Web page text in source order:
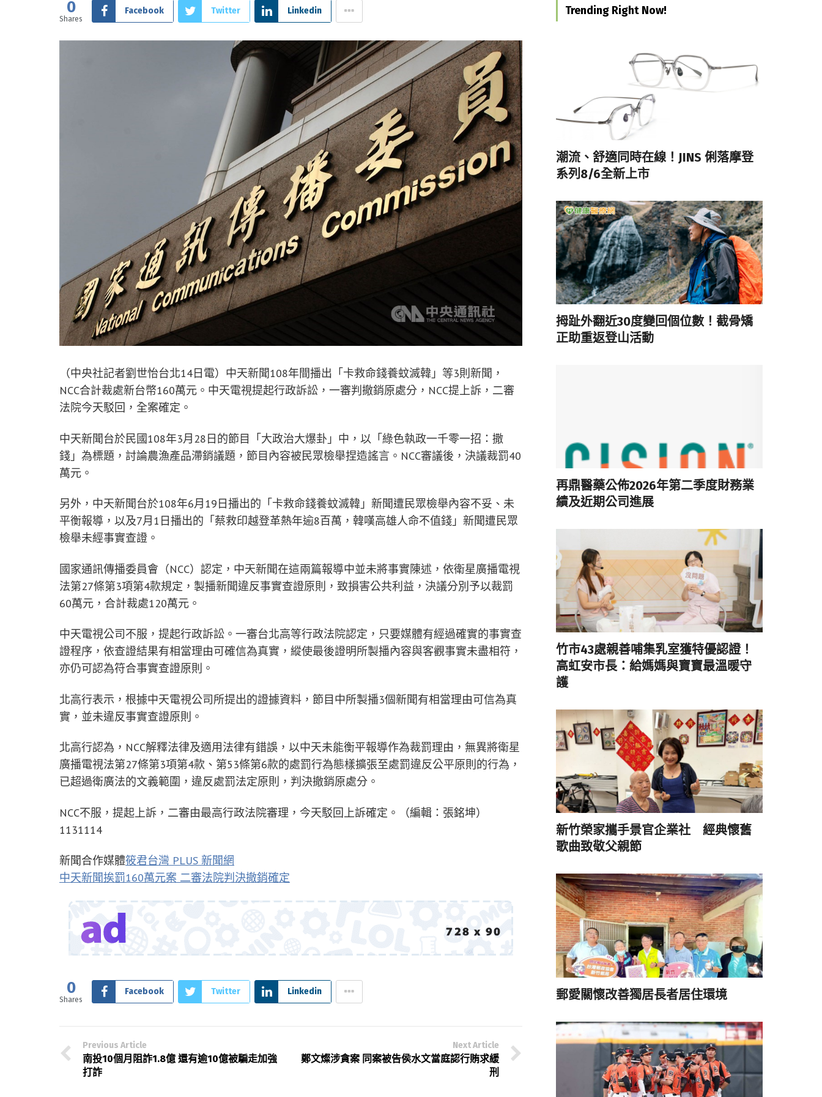
0
Shares
Facebook Twitter Linkedin
（中央社記者劉世怡台北14日電）中天新聞108年間播出「卡救命錢養蚊滅韓」等3則新聞，
NCC合計裁處新台幣160萬元。中天電視提起行政訴訟，一審判撤銷原處分，NCC提上訴，二審
法院今天駁回，全案確定。
中天新聞台於民國108年3月28日的節目「大政治大爆卦」中，以「綠色執政一千零一招：撒
錢」為標題，討論農漁產品滯銷議題，節目內容被民眾檢舉捏造謠言。NCC審議後，決議裁罰40
萬元。
另外，中天新聞台於108年6月19日播出的「卡救命錢養蚊滅韓」新聞遭民眾檢舉內容不妥、未
平衡報導，以及7月1日播出的「蔡救印越登革熱年逾8百萬，韓嘆高雄人命不值錢」新聞遭民眾
檢舉未經事實查證。
國家通訊傳播委員會（NCC）認定，中天新聞在這兩篇報導中並未將事實陳述，依衛星廣播電視
法第27條第3項第4款規定，製播新聞違反事實查證原則，致損害公共利益，決議分別予以裁罰
60萬元，合計裁處120萬元。
中天電視公司不服，提起行政訴訟。一審台北高等行政法院認定，只要媒體有經過確實的事實查
證程序，依查證結果有相當理由可確信為真實，縱使最後證明所製播內容與客觀事實未盡相符，
亦仍可認為符合事實查證原則。
北高行表示，根據中天電視公司所提出的證據資料，節目中所製播3個新聞有相當理由可信為真
實，並未違反事實查證原則。
北高行認為，NCC解釋法律及適用法律有錯誤，以中天未能衡平報導作為裁罰理由，無異將衛星
廣播電視法第27條第3項第4款、第53條第6款的處罰行為態樣擴張至處罰違反公平原則的行為，
已超過衛廣法的文義範圍，違反處罰法定原則，判決撤銷原處分。
NCC不服，提起上訴，二審由最高行政法院審理，今天駁回上訴確定。（編輯：張銘坤）
1131114
新聞合作媒體筱君台灣 PLUS 新聞網
中天新聞挨罰160萬元案 二審法院判決撤銷確定
0
Shares
Facebook Twitter Linkedin
Previous Article
南投10個月阻詐1.8億 還有逾10億被騙走加強
打詐
Next Article
鄭文燦涉貪案 同案被告侯水文當庭認行賄求緩
刑
Trending Right Now!
潮流、舒適同時在線！JINS 俐落摩登
系列8/6全新上市
拇趾外翻近30度變回個位數！截骨矯
正助重返登山活動
再鼎醫藥公佈2026年第二季度財務業
績及近期公司進展
竹市43處親善哺集乳室獲特優認證！
高虹安市長：給媽媽與寶寶最溫暖守
護
新竹榮家攜手景官企業社 經典懷舊
歌曲致敬父親節
郵愛關懷改善獨居長者居住環境